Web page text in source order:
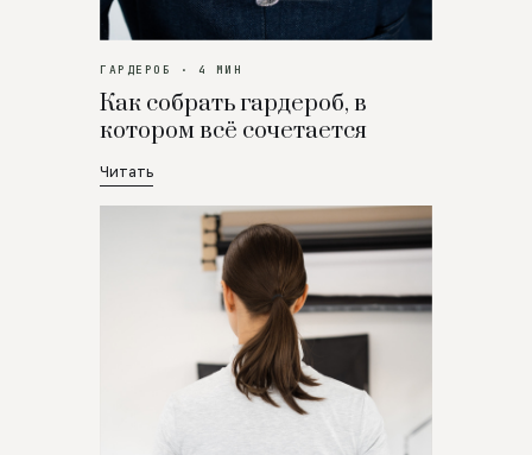
ГАРДЕРОБ · 4 МИН
Как собрать гардероб, в
котором всё сочетается
Читать